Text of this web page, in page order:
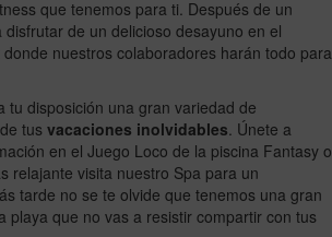
que tenemos para ti. Después de un
de un delicioso desayuno en el
nuestros colaboradores harán todo para
tu disposición una gran variedad de
tus vacaciones inolvidables . Únete a
en el Juego Loco de la piscina Fantasy o
relajante visita nuestro Spa para un
tarde no se te olvide que tenemos una gran
playa que no vas a resistir compartir con tus